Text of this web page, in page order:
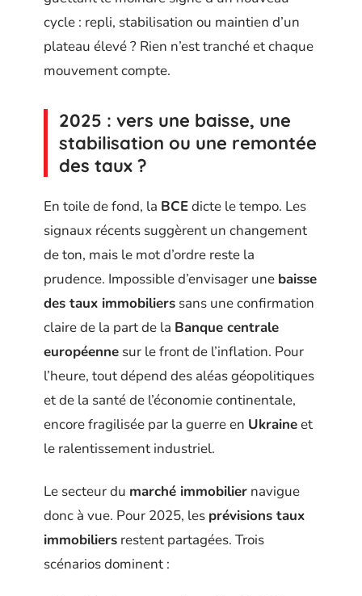
cycle : repli, stabilisation ou maintien d’un
plateau élevé ? Rien n’est tranché et chaque
mouvement compte.
2025 : vers une baisse, une
stabilisation ou une remontée
des taux ?
En toile de fond, la BCEdicte le tempo. Les
signaux récents suggèrent un changement
de ton, mais le mot d’ordre reste la
prudence. Impossible d’envisager une baisse
des taux immobiliers sans une confirmation
claire de la part de la Banque centrale
européenne sur le front de l’inflation. Pour
l’heure, tout dépend des aléas géopolitiques
et de la santé de l’économie continentale,
encore fragilisée par la guerre en Ukraineet
le ralentissement industriel.
Le secteur du marché immobilier navigue
donc à vue. Pour 2025, les prévisions taux
immobiliers restent partagées. Trois
scénarios dominent :